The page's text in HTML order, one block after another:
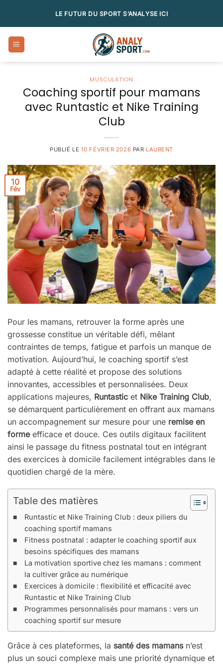
LE FUTUR DU SPORT S’ANALYSE ICI
MUSCULATION
Coaching sportif pour mamans
avec Runtastic et Nike Training
Club
PUBLIÉ LE 10 FÉVRIER 2026 PAR LAURENT
10
Fév
Pour les mamans, retrouver la forme après une
grossesse constitue un véritable défi, mêlant
contraintes de temps, fatigue et parfois un manque de
motivation. Aujourd’hui, le coaching sportif s’est
adapté à cette réalité et propose des solutions
innovantes, accessibles et personnalisées. Deux
applications majeures, Runtastic et Nike Training Club,
se démarquent particulièrement en offrant aux mamans
un accompagnement sur mesure pour une remise en
formeefficace et douce. Ces outils digitaux facilitent
ainsi le passage du fitness postnatal tout en intégrant
des exercices à domicile facilement intégrables dans le
quotidien chargé de la mère.
Table des matières
Runtastic et Nike Training Club : deux piliers du
coaching sportif mamans
Fitness postnatal : adapter le coaching sportif aux
besoins spécifiques des mamans
La motivation sportive chez les mamans : comment
la cultiver grâce au numérique
Exercices à domicile : flexibilité et efficacité avec
Runtastic et Nike Training Club
Programmes personnalisés pour mamans : vers un
coaching sportif sur mesure
Grâce à ces plateformes, la santé des mamansn’est
plus un souci complexe mais une priorité dynamique et